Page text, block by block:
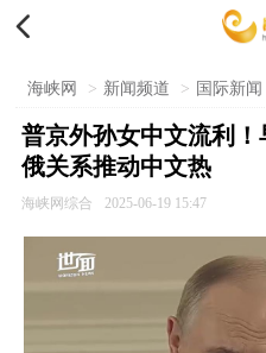

海峡网 > 新闻频道 > 国际新闻
普京外孙女中文流利
俄关系推动中文热
海峡网综合 2025-06-19 15:47